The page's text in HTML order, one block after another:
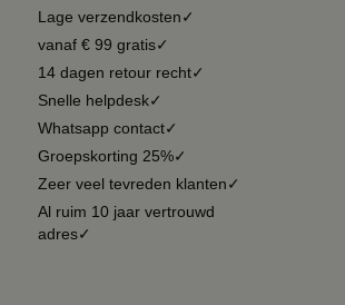
Lage verzendkosten✓
vanaf € 99 gratis✓
14 dagen retour recht✓
Snelle helpdesk✓
Whatsapp contact✓
Groepskorting 25%✓
Zeer veel tevreden klanten✓
Al ruim 10 jaar vertrouwd
adres✓